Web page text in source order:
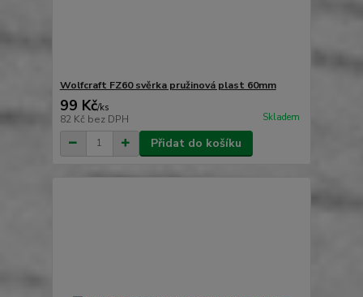
Wolfcraft FZ60 svěrka pružinová plast 60mm
99 Kč/ks
82 Kč bez DPH Skladem
Přidat do košíku